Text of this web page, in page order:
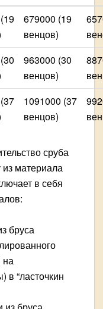
679000 (19
венцов)
963000 (30
венцов)
1091000 (37
венцов)
сруба
из материала
в себя
бруса
на
в “ласточкин